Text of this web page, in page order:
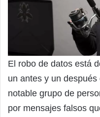
El robo de datos está
un antes y un
notable grupo de
por mensajes falsos